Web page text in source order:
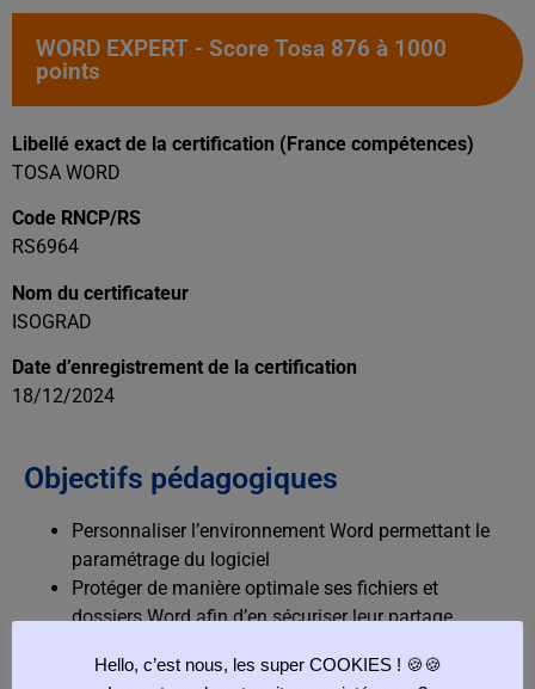
WORD EXPERT - Score Tosa 876 à 1000
points
Libellé exact de la certification (France compétences)
TOSA WORD
Code RNCP/RS
RS6964
Nom du certificateur
ISOGRAD
Date d’enregistrement de la certification
18/12/2024
Objectifs pédagogiques
Personnaliser l’environnement Word permettant le
paramétrage du logiciel
Protéger de manière optimale ses fichiers et
dossiers Word afin d’en sécuriser leur partage
forme du traitement de texte dans le but de se créer
Hello, c’est nous, les super COOKIES ! 🍪🍪